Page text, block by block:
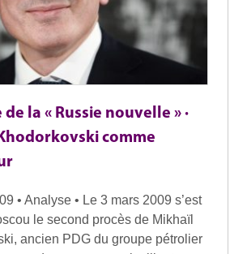
la « Russie nouvelle » ·
Khodorkovski comme
• Analyse • Le 3 mars 2009 s’est
le second procès de Mikhaïl
ancien PDG du groupe pétrolier